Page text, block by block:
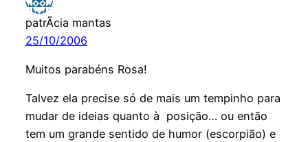
patrÃ­cia mantas
25/10/2006
Muitos parabéns Rosa!
Talvez ela precise só de mais um tempinho para
mudar de ideias quanto à posição… ou então
tem um grande sentido de humor (escorpião) e